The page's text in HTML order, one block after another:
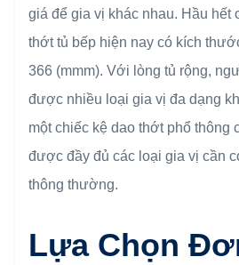
giá để gia vị khác nhau. Hầu hết
thớt tủ bếp hiện nay có kích
366 (mmm). Với lòng tủ rộng,
được nhiều loại gia vị đa dạng
một chiếc kệ dao thớt phổ thông
được đầy đủ các loại gia vị cần
thông thường.
Lựa Chọn